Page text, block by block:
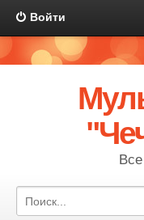
Войти